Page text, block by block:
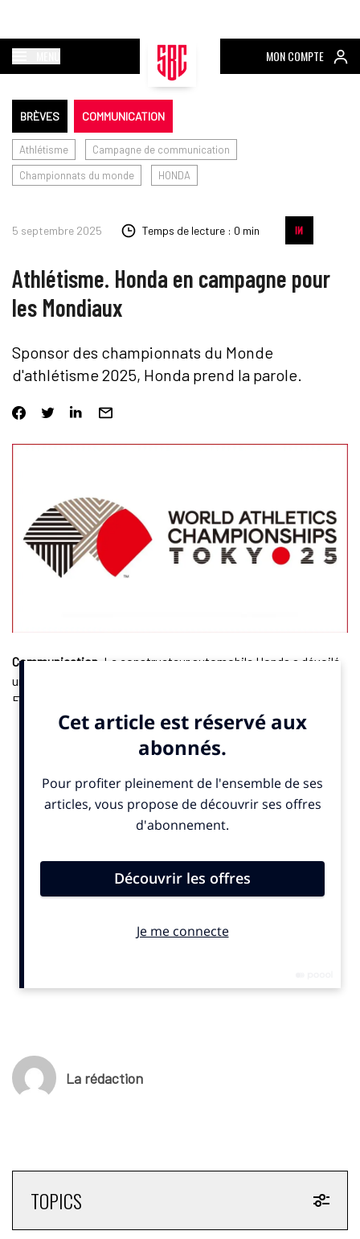
MON COMPTE
BRÈVES COMMUNICATION
Athlétisme
Campagne de communication
Championnats du monde
HONDA
5 septembre 2025 Temps de lecture : 0 min
Athlétisme. Honda en campagne pour
les Mondiaux
Sponsor des championnats du Monde
d'athlétisme 2025, Honda prend la parole.
Communication. Le constructeur automobile Honda a dévoilé
un film publicitaire dans le cadre de son partenariat avec la
Fédération Internationale d’athlétisme (World Athletics) à
l’approche des Mondiaux 2025 organisés au Japon. Imaginée
par l’agence Dentsu, la prise de parole de la marque japonaise
je cours, encore et encore, car je rêve
L’événement se déroulera sur neuf jours, du 13 au 21 septembre
2025, au stade national de Tokyo. À l’occasion de la 20e édition,
les Mondiaux réuniront plus de 2 000 athlètes dans 49
(c) SportBusiness.Club septembre 2025
La rédaction
TOPICS